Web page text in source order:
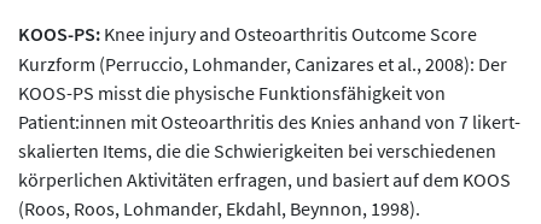
KOOS-PS: Knee injury and Osteoarthritis Outcome Score
Kurzform (Perruccio, Lohmander, Canizares et al., 2008): Der
KOOS-PS misst die physische Funktionsfähigkeit von
Patient:innen mit Osteoarthritis des Knies anhand von 7 likert-
skalierten Items, die die Schwierigkeiten bei verschiedenen
körperlichen Aktivitäten erfragen, und basiert auf dem KOOS
(Roos, Roos, Lohmander, Ekdahl, Beynnon, 1998).